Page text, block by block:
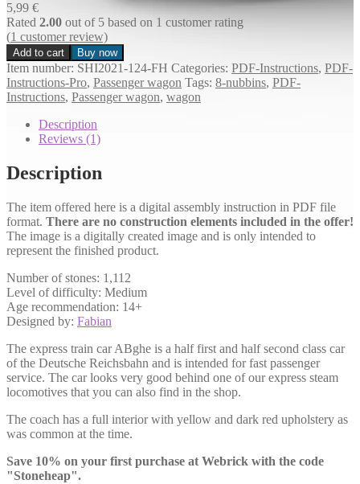
5,99 €
Rated 2.00 out of 5 based on 1 customer rating
(1 customer review)
DR
ABghe
"Eilzugwagen"
Menge
Add to cart Buy now
Item number: SHI2021-124-FH Categories: PDF-Instructions, PDF-
Instructions-Pro, Passenger wagon Tags: 8-nubbins, PDF-
Instructions, Passenger wagon, wagon
Description
Reviews (1)
Description
The item offered here is a digital assembly instruction in PDF file
format. There are no construction elements included in the offer!
The image is a digitally created image and is only intended to
represent the finished product.
Number of stones: 1,112
Level of difficulty: Medium
Age recommendation: 14+
Designed by: Fabian
The express train car ABghe is a half first and half second class car
of the Deutsche Reichsbahn and is intended for fast passenger
service. The car looks very good behind one of our express steam
locomotives that you can also find in the shop.
The coach has a full interior with yellow and dark red upholstery as
was common at the time.
Save 10% on your first purchase at Webrick with the code
"Stoneheap".